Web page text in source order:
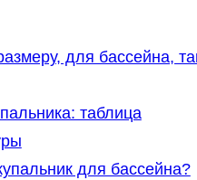
для бассейна,
таблица
для бассейна?